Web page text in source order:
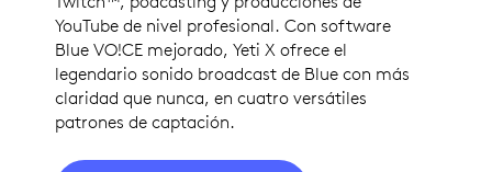
YouTube de nivel profesional. Con software
Blue VO!CE mejorado, Yeti X ofrece el
legendario sonido broadcast de Blue con más
claridad que nunca, en cuatro versátiles
patrones de captación.